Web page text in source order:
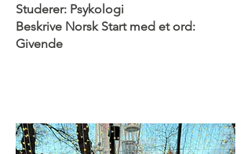
Studerer: Psykologi
Beskrive Norsk Start med et ord:
Givende